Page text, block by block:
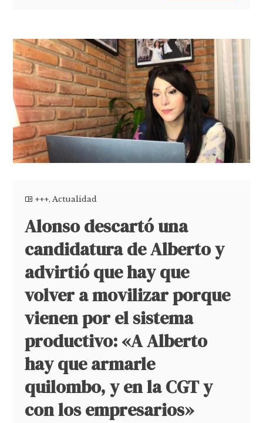
+++,Actualidad
Alonso descartó una
candidatura de Alberto y
advirtió que hay que
volver a movilizar porque
vienen por el sistema
productivo: «A Alberto
hay que armarle
quilombo, y en la CGT y
con los empresarios»